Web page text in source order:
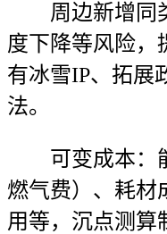
周边新增同类
度下降等风险，
有冰雪IP、拓展
法。
可变成本：能
燃气费）、耗材
用等，沉点测算